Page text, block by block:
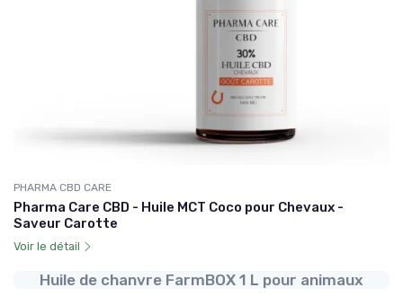
PHARMA CBD CARE
Pharma Care CBD - Huile MCT Coco pour Chevaux -
Saveur Carotte
Voir le détail
Huile de chanvre FarmBOX 1 L pour animaux